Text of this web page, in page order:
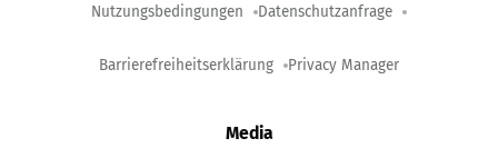
Nutzungsbedingungen Datenschutzanfrage
Barrierefreiheitserklärung Privacy Manager
Media